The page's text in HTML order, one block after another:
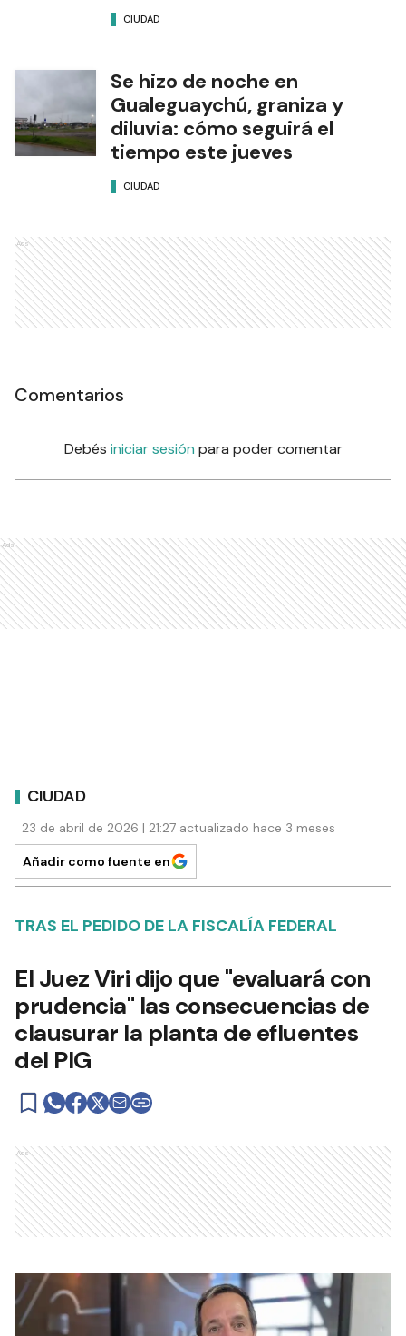
CIUDAD
Se hizo de noche en
Gualeguaychú, graniza y
diluvia: cómo seguirá el
tiempo este jueves
CIUDAD
Ads
Comentarios
Debés iniciar sesión para poder comentar
Ads
CIUDAD
23 de abril de 2026 | 21:27 actualizado hace 3 meses
Añadir como fuente en
TRAS EL PEDIDO DE LA FISCALÍA FEDERAL
El Juez Viri dijo que "evaluará con
prudencia" las consecuencias de
clausurar la planta de efluentes
del PIG
Ads